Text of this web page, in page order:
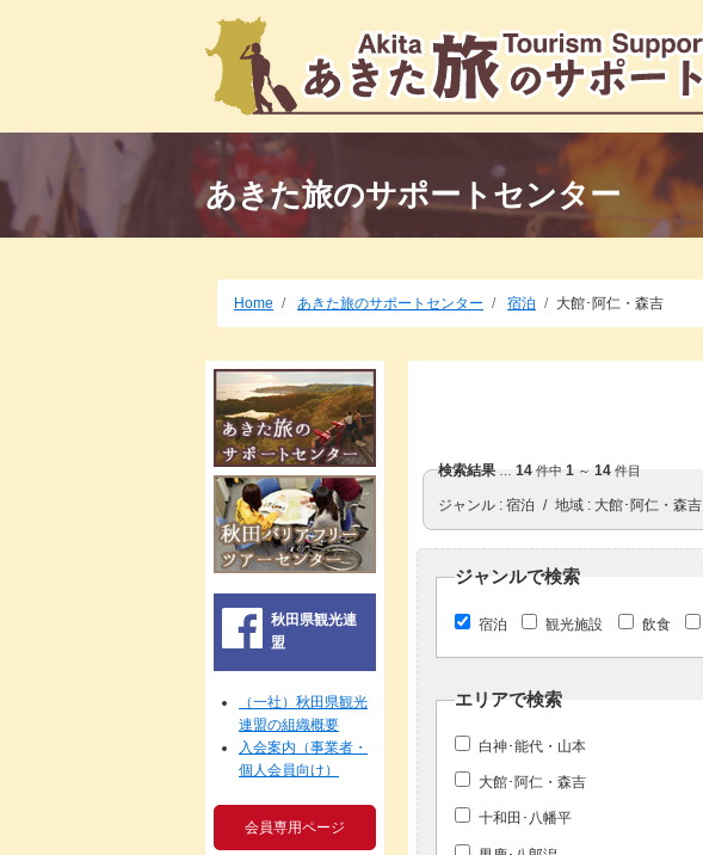
あきた旅のサポートセンター
Home あきた旅のサポートセンター 宿泊 大館･阿仁・森吉
検索結果 14件中 1 ～ 14件目
ジャンル 宿泊 地域 大館･阿仁・森吉
ジャンルで検索
宿泊 観光施設 飲食
エリアで検索
白神･能代・山本
大館･阿仁・森吉
十和田･八幡平
秋田県観光連
盟
（一社）秋田県観光
連盟の組織概要
入会案内（事業者・
個人会員向け）
会員専用ページ